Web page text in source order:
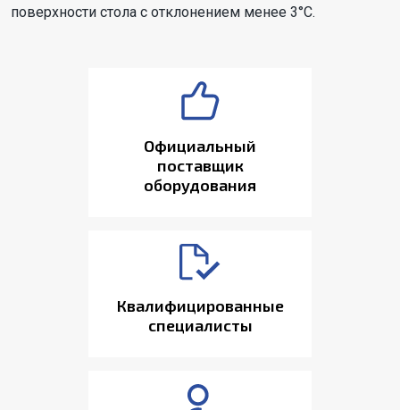
поверхности стола с отклонением менее 3°С.
Официальный
поставщик
оборудования
Квалифицированные
специалисты